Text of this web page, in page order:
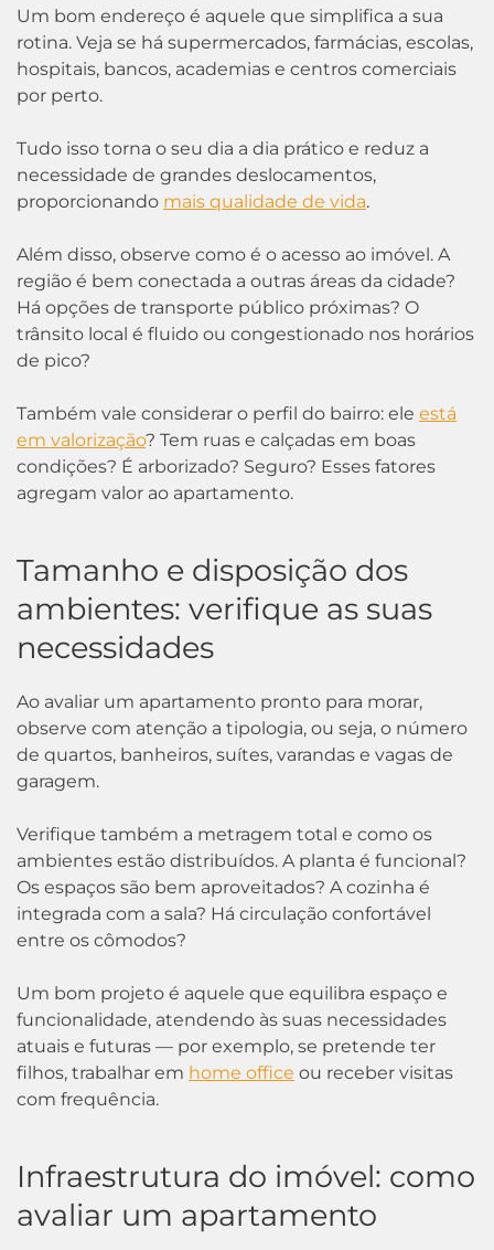
Um bom endereço é aquele que simplifica a sua
rotina. Veja se há supermercados, farmácias, escolas,
hospitais, bancos, academias e centros comerciais
por perto.
Tudo isso torna o seu dia a dia prático e reduz a
necessidade de grandes deslocamentos,
proporcionando mais qualidade de vida.
Além disso, observe como é o acesso ao imóvel. A
região é bem conectada a outras áreas da cidade?
Há opções de transporte público próximas? O
trânsito local é fluido ou congestionado nos horários
de pico?
Também vale considerar o perfil do bairro: ele está
em valorização? Tem ruas e calçadas em boas
condições? É arborizado? Seguro? Esses fatores
agregam valor ao apartamento.
Tamanho e disposição dos
ambientes: verifique as suas
necessidades
Ao avaliar um apartamento pronto para morar,
observe com atenção a tipologia, ou seja, o número
de quartos, banheiros, suítes, varandas e vagas de
garagem.
Verifique também a metragem total e como os
ambientes estão distribuídos. A planta é funcional?
Os espaços são bem aproveitados? A cozinha é
integrada com a sala? Há circulação confortável
entre os cômodos?
Um bom projeto é aquele que equilibra espaço e
funcionalidade, atendendo às suas necessidades
atuais e futuras — por exemplo, se pretende ter
filhos, trabalhar em home office ou receber visitas
com frequência.
Infraestrutura do imóvel: como
avaliar um apartamento